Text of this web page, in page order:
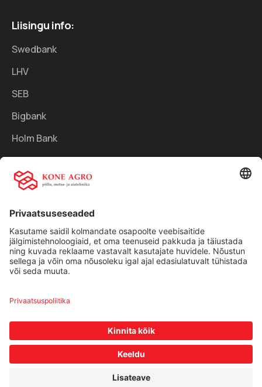
Liisingu info:
Swedbank
LHV
SEB
Bigbank
Holm Bank
Kiirlingid:
Traktorid
Kasutatud tehnika
Kontakt
Müügitingimused|Privaatsuspoliitika